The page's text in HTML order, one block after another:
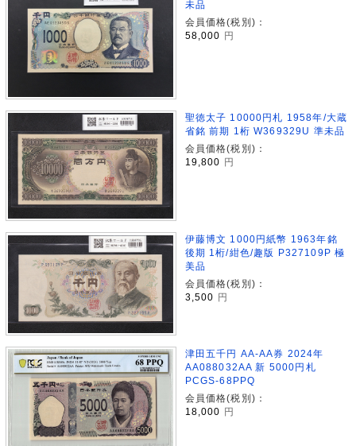
未品
会員価格(税別)：
58,000 円
聖徳太子 10000円札 1958年/大蔵
省銘 前期 1桁 W369329U 準未品
会員価格(税別)：
19,800
円
伊藤博文 1000円紙幣 1963年銘
後期 1桁/紺色/趣版 P327109P 極
美品
会員価格(税別)：
3,500
円
津田五千円 AA-AA券 2024年
AA088032AA 新 5000円札
PCGS-68PPQ
会員価格(税別)：
18,000 円